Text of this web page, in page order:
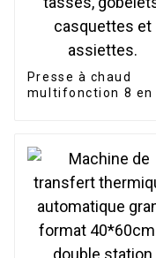
Presse à chaud
multifonction 8 en
tasses, gobelets,
casquettes et
assiettes.